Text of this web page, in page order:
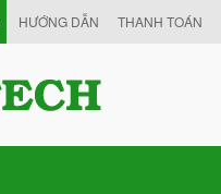
HƯỚNG DẪN THANH TOÁN